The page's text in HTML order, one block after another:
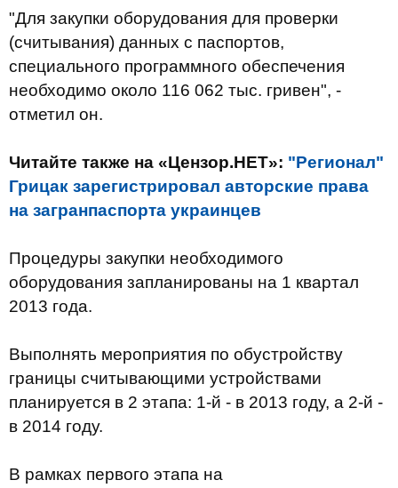
"Для закупки оборудования для проверки
(считывания) данных с паспортов,
специального программного обеспечения
необходимо около 116 062 тыс. гривен", -
отметил он.
Читайте также на «Цензор.НЕТ»: "Регионал"
Грицак зарегистрировал авторские права
на загранпаспорта украинцев
Процедуры закупки необходимого
оборудования запланированы на 1 квартал
2013 года.
Выполнять мероприятия по обустройству
границы считывающими устройствами
планируется в 2 этапа: 1-й - в 2013 году, а 2-й -
в 2014 году.
В рамках первого этапа на